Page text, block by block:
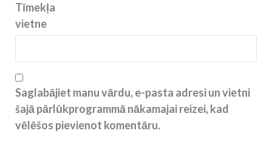
Tīmekļa
vietne
Saglabājiet manu vārdu, e-pasta adresi un vietni
šajā pārlūkprogrammā nākamajai reizei, kad
vēlēšos pievienot komentāru.